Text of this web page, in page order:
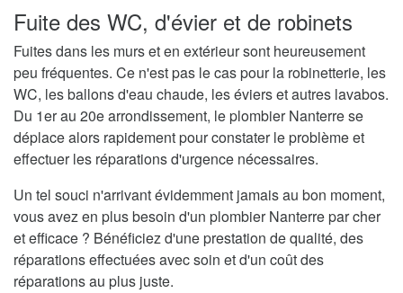
Fuite des WC, d'évier et de robinets
Fuites dans les murs et en extérieur sont heureusement
peu fréquentes. Ce n'est pas le cas pour la robinetterie, les
WC, les ballons d'eau chaude, les éviers et autres lavabos.
Du 1er au 20e arrondissement, le plombier Nanterre se
déplace alors rapidement pour constater le problème et
effectuer les réparations d'urgence nécessaires.
Un tel souci n'arrivant évidemment jamais au bon moment,
vous avez en plus besoin d'un plombier Nanterre par cher
et efficace ? Bénéficiez d'une prestation de qualité, des
réparations effectuées avec soin et d'un coût des
réparations au plus juste.